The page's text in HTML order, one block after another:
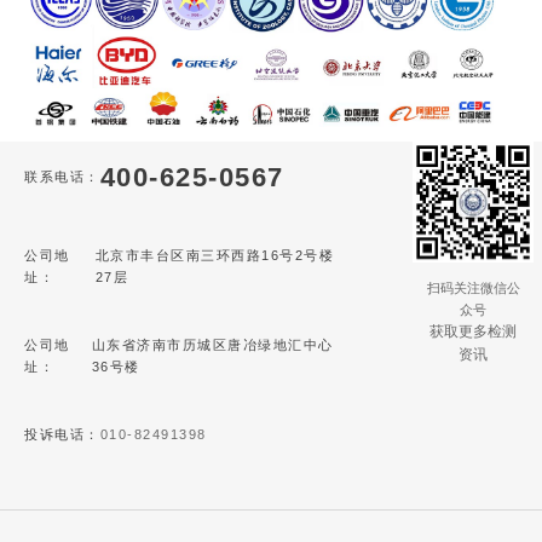
联系电话： 400-625-0567
公司地
址：
北京市丰台区南三环西路16号2号楼
27层
公司地
址：
山东省济南市历城区唐冶绿地汇中心
36号楼
投诉电话： 010-82491398
扫码关注微信公
众号
获取更多检测
资讯